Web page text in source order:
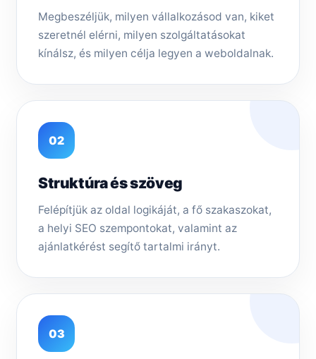
Megbeszéljük, milyen vállalkozásod van, kiket
szeretnél elérni, milyen szolgáltatásokat
kínálsz, és milyen célja legyen a weboldalnak.
02
Struktúra és szöveg
Felépítjük az oldal logikáját, a fő szakaszokat,
a helyi SEO szempontokat, valamint az
ajánlatkérést segítő tartalmi irányt.
03